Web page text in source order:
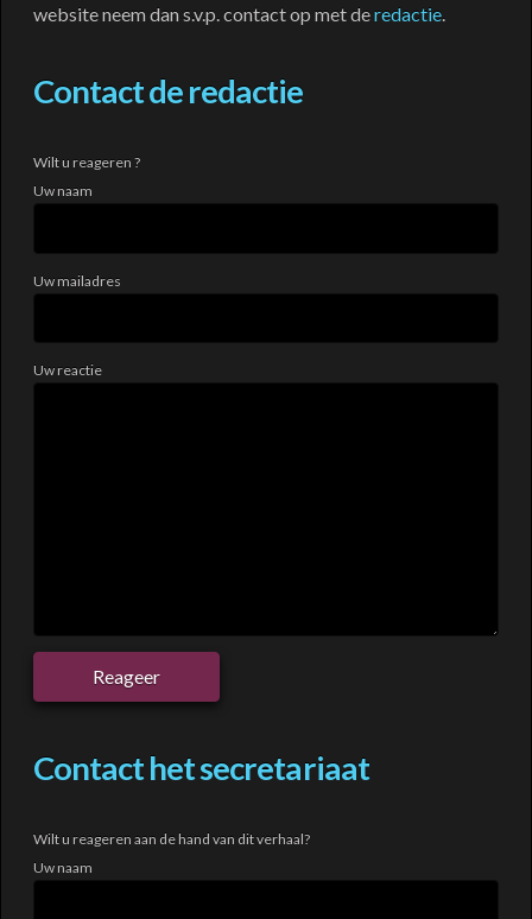
website neem dan s.v.p. contact op met deredactie.
Contact de redactie
Wilt u reageren ?
Uw naam
Uw mailadres
Uw reactie
Contact het secretariaat
Wilt u reageren aan de hand van dit verhaal?
Uw naam